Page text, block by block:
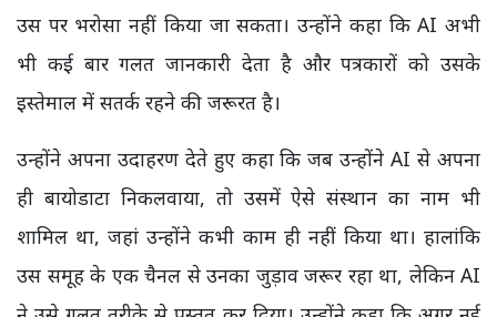
उस पर भरोसा नहीं किया जा सकता। उन्होंने कहा कि AI अभी
भी कई बार गलत जानकारी देता है और पत्रकारों को उसके
इस्तेमाल में सतर्क रहने की जरूरत है।
उन्होंने अपना उदाहरण देते हुए कहा कि जब उन्होंने AI से अपना
ही बायोडाटा निकलवाया, तो उसमें ऐसे संस्थान का नाम भी
शामिल था, जहां उन्होंने कभी काम ही नहीं किया था। हालांकि
उस समूह के एक चैनल से उनका जुड़ाव जरूर रहा था, लेकिन AI